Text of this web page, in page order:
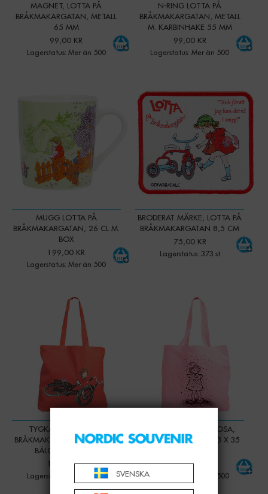
MAGNET, LOTTA PÅ
BRÅKMAKARGATAN, METALL
65 MM
99,00 KR
Lagerstatus: Mer än 500
N-RING LOTTA PÅ
BRÅKMAKARGATAN, METALL
M. KARBINHAKE 55 MM
99,00 KR
Lagerstatus: Mer än 500
MUGG LOTTA PÅ
BRÅKMAKARGATAN, 26 CL M.
BOX
199,00 KR
Lagerstatus: Mer än 500
BRODERAT MÄRKE, LOTTA PÅ
BRÅKMAKARGATAN 8,5 CM
75,00 KR
Lagerstatus: 373 st
Qty: +
-
TYGKASSE LOTTA PÅ
BRÅKMAKARGATAN, RÖD, M.
BÄLG 43 X 35 CM
199,00 KR
Lagerstatus: Mer än 500
+
TYGKASSE LOTTA, ROSA,
RECYCLED, M. BÄLG 43 X 35
175,00 KR
Lagerstatus: Mer än 500
+
SVENSKA